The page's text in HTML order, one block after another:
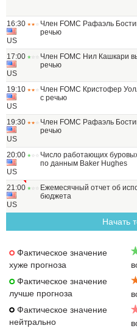
16:30
US
Член FOMC Рафаэль
речью
17:00
US
Член FOMC Нил Кашкари
речью
19:10
US
Член FOMC Кристофер
с речью
19:30
US
Член FOMC Рафаэль
речью
20:00
US
Число работающих
по данным Baker Hughes
21:00
US
Ежемесячный отчет об
бюджета
Начать
Фактическое значение
хуже прогноза
Фактическое значение
лучше прогноза
Фактическое значение
нейтрально